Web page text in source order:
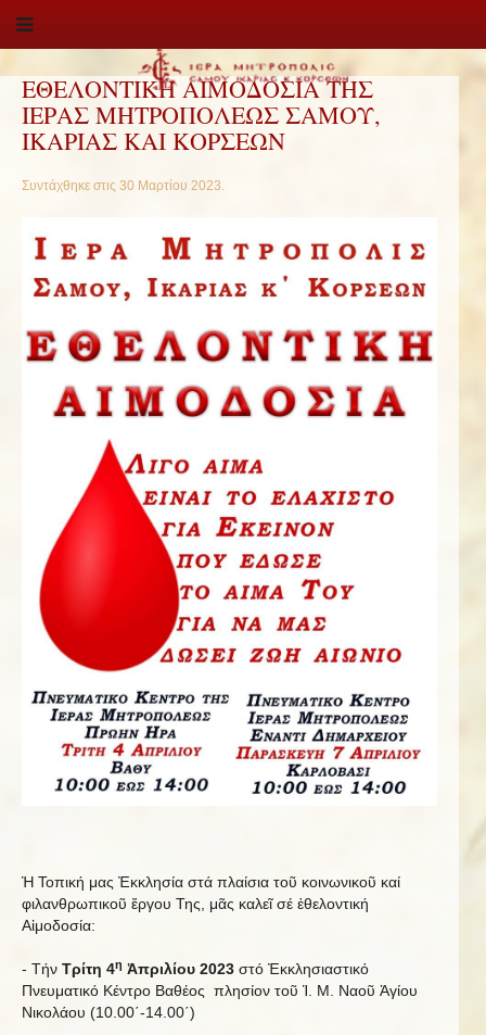
ΕΘΕΛΟΝΤΙΚΗ ΑΙΜΟΔΟΣΙΑ ΤΗΣ
ΙΕΡΑΣ ΜΗΤΡΟΠΟΛΕΩΣ ΣΑΜΟΥ,
ΙΚΑΡΙΑΣ ΚΑΙ ΚΟΡΣΕΩΝ
Συντάχθηκε στις 30 Μαρτίου 2023.
Ἡ Τοπική μας Ἐκκλησία στά πλαίσια τοῦ κοινωνικοῦ καί
φιλανθρωπικοῦ ἔργου Της, μᾶς καλεῖ σέ ἐθελοντική
Αἱμοδοσία:
- Τήν Τρίτη 4η Ἀπριλίου 2023 στό Ἐκκλησιαστικό
Πνευματικό Κέντρο Βαθέος πλησίον τοῦ Ἱ. Μ. Ναοῦ Ἁγίου
Νικολάου (10.00΄-14.00΄)